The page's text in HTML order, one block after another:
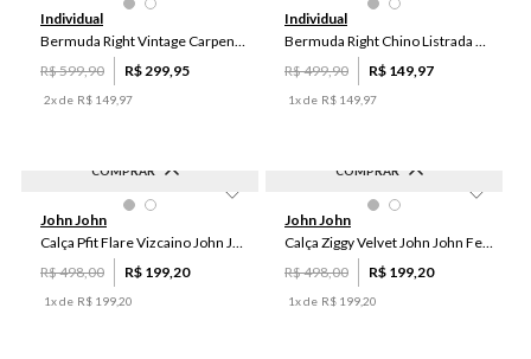
42
Individual
Bermuda Right Vintage Carpenter Masculina Individual
R$599,90 R$299,95
2x de R$ 149 97
50
Individual
Bermuda Right Chino Listrada Masculina Individual
R$499,90 R$ 149,97
1x de R$ 149 97
COMPRAR
36
John John
Calça Pfit Flare Vizcaino John John Feminina
R$498,00 R$ 199,20
1x de R$ 19920
COMPRAR
PP P
John John
Calça Ziggy Velvet John John Feminina
R$498,00 R$ 199,20
1x de R$ 19920